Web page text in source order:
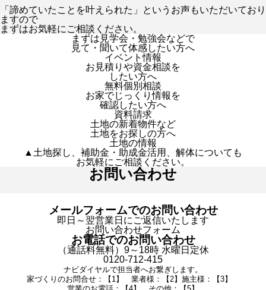
「諦めていたことを叶えられた」というお声もいただいており
ますので
まずはお気軽にご相談ください。
まずは見学会・勉強会などで
見て・聞いて体感したい方へ
イベント情報
お見積りや資金相談を
したい方へ
無料個別相談
お家でじっくり情報を
確認したい方へ
資料請求
土地の新着物件など
土地をお探しの方へ
土地の情報
▲土地探し、補助金・助成金活用、解体についても
お気軽にご相談ください。
お問い合わせ
メールフォームでのお問い合わせ
即日～翌営業日にご返信いたします
お問い合わせフォーム
お電話でのお問い合わせ
（通話料無料）9～18時 水曜日定休
0120-712-415
ナビダイヤルで担当者へお繋ぎします。
家づくりのお問合せ：【1】 業者様：【2】施主様：【3】